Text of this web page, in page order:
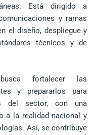
Está dirigido a
y ramas
el diseño, despliegue y
técnicos y de
fortalecer las
y prepararlos para
del sector, con una
a la realidad nacional y
Así, se contribuye